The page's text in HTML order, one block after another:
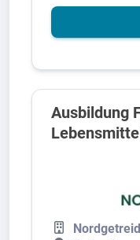
Ausbildung